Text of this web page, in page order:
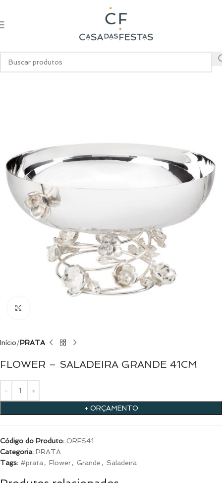
Início PRATA
FLOWER – SALADEIRA GRANDE 41CM
+ ORÇAMENTO
Código do Produto: ORFS41
Categoria: PRATA
Tags: #prata, Flower, Grande , Saladeira